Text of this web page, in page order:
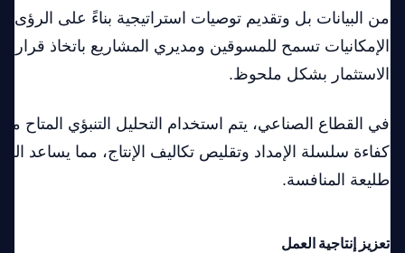
من البيانات بل وتقديم توصيات استراتيجية بناءً على الرؤى
الإمكانيات تسمح للمسوقين ومديري المشاريع باتخاذ
الاستثمار بشكل ملحوظ.
في القطاع الصناعي، يتم استخدام التحليل التنبؤي المتاح
كفاءة سلسلة الإمداد وتقليص تكاليف الإنتاج، مما يساعد
طليعة المنافسة.
تعزيز إنتاجية العمل